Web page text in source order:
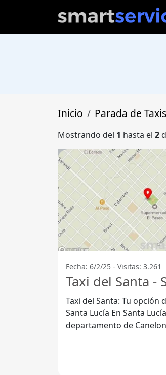
Inicio Parada de Taxis
Mostrando del 1 hasta el 2
Fecha: 6/2/25 - Visitas: 3.261
Taxi del Santa -
Taxi del Santa: Tu opción
Santa Lucía En Santa Lucía, un encantador
departamento de